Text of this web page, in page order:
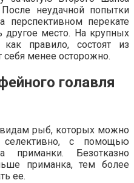
неудачной попытки
перекате
другое место. На крупных
правило, состоят из
себя менее осторожно.
голавля
рыб, которых можно
селективно, с помощью
приманки. Безотказно
приманка, тем более
ее.